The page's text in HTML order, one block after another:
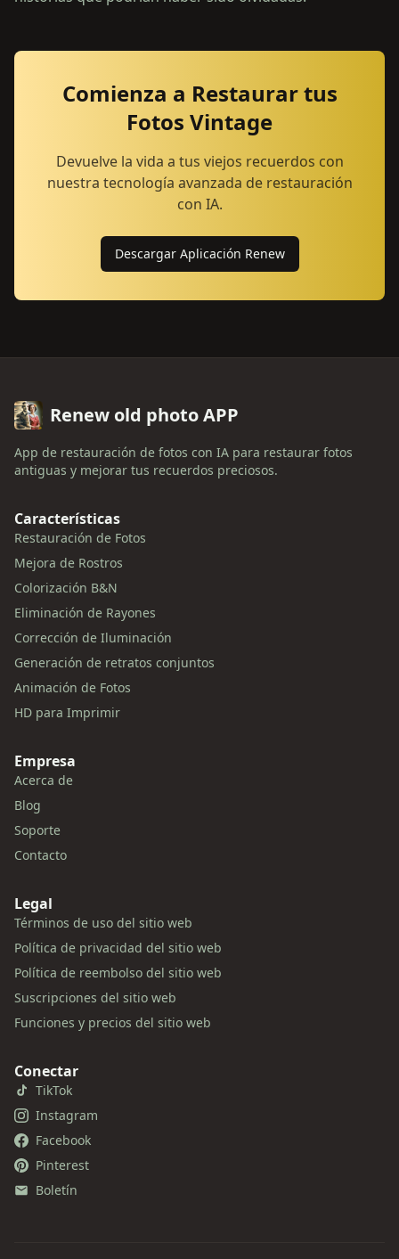
Comienza a Restaurar tus
Fotos Vintage
Devuelve la vida a tus viejos recuerdos con
nuestra tecnología avanzada de restauración
con IA.
Descargar Aplicación Renew
Renew old photo APP
App de restauración de fotos con IA para restaurar fotos
antiguas y mejorar tus recuerdos preciosos.
Características
Restauración de Fotos
Mejora de Rostros
Colorización B&N
Eliminación de Rayones
Corrección de Iluminación
Generación de retratos conjuntos
Animación de Fotos
HD para Imprimir
Empresa
Acerca de
Blog
Soporte
Contacto
Legal
Términos de uso del sitio web
Política de privacidad del sitio web
Política de reembolso del sitio web
Suscripciones del sitio web
Funciones y precios del sitio web
Conectar
TikTok
Instagram
Facebook
Pinterest
Boletín